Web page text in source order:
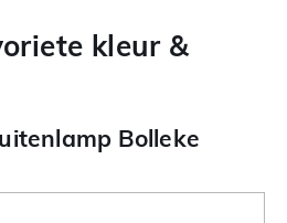
kleur &
Bolleke